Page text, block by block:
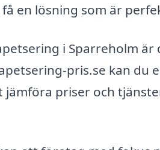
en lösning som är
i Sparreholm
pris.se kan du
priser och